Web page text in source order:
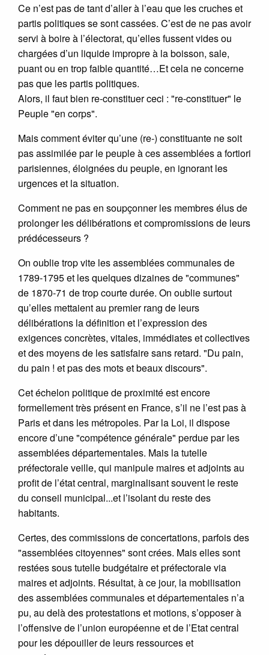
Ce n’est pas de tant d’aller à l’eau que les cruches et
partis politiques se sont cassées. C’est de ne pas avoir
servi à boire à l’électorat, qu’elles fussent vides ou
chargées d’un liquide impropre à la boisson, sale,
puant ou en trop faible quantité…Et cela ne concerne
pas que les partis politiques.
Alors, il faut bien re-constituer ceci : "re-constituer" le
Peuple "en corps".
Mais comment éviter qu’une (re-) constituante ne soit
pas assimilée par le peuple à ces assemblées a fortiori
parisiennes, éloignées du peuple, en ignorant les
urgences et la situation.
Comment ne pas en soupçonner les membres élus de
prolonger les délibérations et compromissions de leurs
prédécesseurs ?
On oublie trop vite les assemblées communales de
1789-1795 et les quelques dizaines de "communes"
de 1870-71 de trop courte durée. On oublie surtout
qu’elles mettaient au premier rang de leurs
délibérations la définition et l’expression des
exigences concrètes, vitales, immédiates et collectives
et des moyens de les satisfaire sans retard. "Du pain,
du pain ! et pas des mots et beaux discours".
Cet échelon politique de proximité est encore
formellement très présent en France, s’il ne l’est pas à
Paris et dans les métropoles. Par la Loi, il dispose
encore d’une "compétence générale" perdue par les
assemblées départementales. Mais la tutelle
préfectorale veille, qui manipule maires et adjoints au
profit de l’état central, marginalisant souvent le reste
du conseil municipal...et l’isolant du reste des
habitants.
Certes, des commissions de concertations, parfois des
"assemblées citoyennes" sont crées. Mais elles sont
restées sous tutelle budgétaire et préfectorale via
maires et adjoints. Résultat, à ce jour, la mobilisation
des assemblées communales et départementales n’a
pu, au delà des protestations et motions, s’opposer à
l’offensive de l’union européenne et de l’Etat central
pour les dépouiller de leurs ressources et